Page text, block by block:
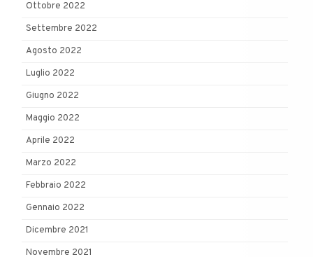
Ottobre 2022
Settembre 2022
Agosto 2022
Luglio 2022
Giugno 2022
Maggio 2022
Aprile 2022
Marzo 2022
Febbraio 2022
Gennaio 2022
Dicembre 2021
Novembre 2021